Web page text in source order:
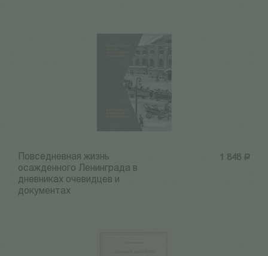
1 848 Р
Повседневная жизнь
осажденного Ленинграда в
дневниках очевидцев и
документах